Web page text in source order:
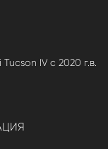
IV c 2020 г.в.